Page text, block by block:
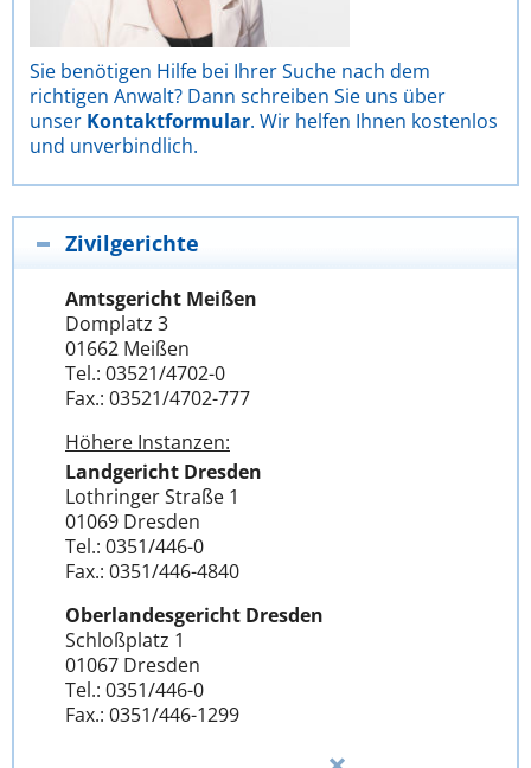
Sie benötigen Hilfe bei Ihrer Suche nach dem
richtigen Anwalt? Dann schreiben Sie uns über
unser Kontaktformular. Wir helfen Ihnen kostenlos
und unverbindlich.
Zivilgerichte
Amtsgericht Meißen
Domplatz 3
01662 Meißen
Tel.: 03521/4702-0
Fax.: 03521/4702-777
Höhere Instanzen:
Landgericht Dresden
Lothringer Straße 1
01069 Dresden
Tel.: 0351/446-0
Fax.: 0351/446-4840
Oberlandesgericht Dresden
Schloßplatz 1
01067 Dresden
Tel.: 0351/446-0
Fax.: 0351/446-1299